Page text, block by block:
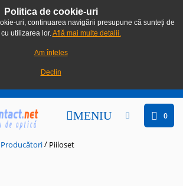
Politica de cookie-uri
uri, continuarea navigării presupune că sunteți de
utilizarea lor.Află mai multe detalii.
Am înțeles
Declin
0
MENIU
Producători/ Piiloset